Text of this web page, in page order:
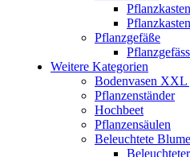
Pflanzgefäße
Weitere Kategorien
Bodenvasen XXL
Pflanzenständer
Hochbeet
Pflanzensäulen
Beleuchtete